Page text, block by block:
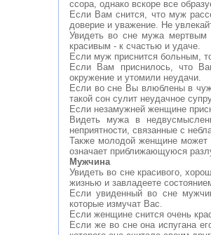
ссора, однако вскоре все
Если Вам снится, что муж
доверие и уважение. Не
Увидеть во сне мужа
красивым - к счастью и удаче.
Если муж приснится больным,
Если Вам приснилось, что
окружение и утомили неудачи.
Если во сне Вы влюблены в
такой сон сулит неудачное
Если незамужней женщине
Видеть мужа в
неприятности, связанные с
Также молодой женщине может
означает приближающуюся
Мужчина
Увидеть во сне красивого,
жизнью и завладеете
Если увиденный во сне
которые измучат Вас.
Если женщине снится очень
Если же во сне она испугана